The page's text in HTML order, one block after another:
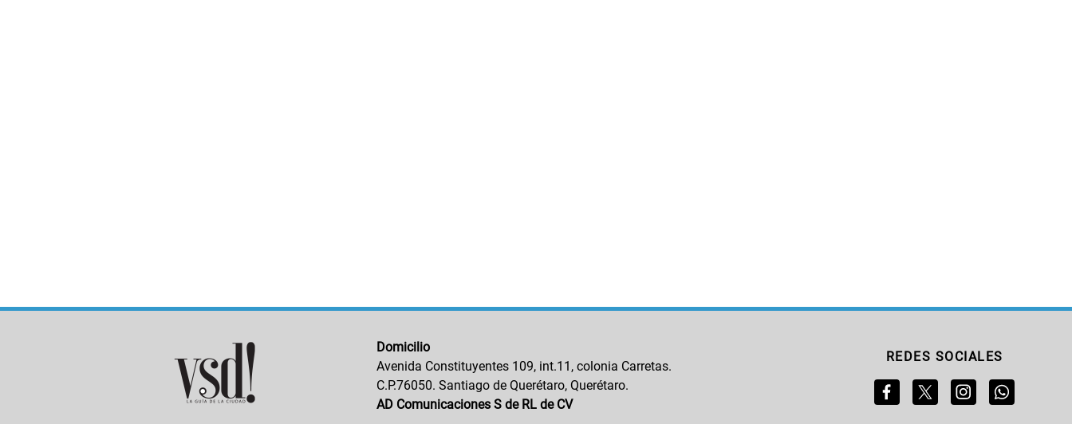
Domicilio
Avenida Constituyentes 109, int.11, colonia Carretas.
C.P.76050. Santiago de Querétaro, Querétaro.
AD Comunicaciones S de RL de CV
REDES SOCIALES